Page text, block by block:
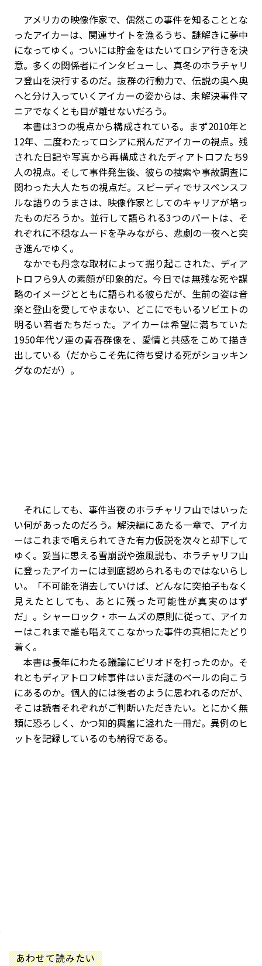
アメリカの映像作家で、偶然この事件を知ることとな
ったアイカーは、関連サイトを漁るうち、謎解きに夢中
になってゆく。ついには貯金をはたいてロシア行きを決
意。多くの関係者にインタビューし、真冬のホラチャリ
フ登山を決行するのだ。抜群の行動力で、伝説の奥へ奥
へと分け入っていくアイカーの姿からは、未解決事件マ
ニアでなくとも目が離せないだろう。
本書は3つの視点から構成されている。まず2010年と
12年、二度わたってロシアに飛んだアイカーの視点。残
された日記や写真から再構成されたディアトロフたち9
人の視点。そして事件発生後、彼らの捜索や事故調査に
関わった大人たちの視点だ。スピーディでサスペンスフ
ルな語りのうまさは、映像作家としてのキャリアが培っ
たものだろうか。並行して語られる3つのパートは、そ
れぞれに不穏なムードを孕みながら、悲劇の一夜へと突
き進んでゆく。
なかでも丹念な取材によって掘り起こされた、ディア
トロフら9人の素顔が印象的だ。今日では無残な死や謀
略のイメージとともに語られる彼らだが、生前の姿は音
楽と登山を愛してやまない、どこにでもいるソビエトの
明るい若者たちだった。アイカーは希望に満ちていた
1950年代ソ連の青春群像を、愛情と共感をこめて描き
出している（だからこそ先に待ち受ける死がショッキン
グなのだが）。
それにしても、事件当夜のホラチャリフ山ではいった
い何があったのだろう。解決編にあたる一章で、アイカ
ーはこれまで唱えられてきた有力仮説を次々と却下して
ゆく。妥当に思える雪崩説や強風説も、ホラチャリフ山
に登ったアイカーには到底認められるものではないらし
い。「不可能を消去していけば、どんなに突拍子もなく
見えたとしても、あとに残った可能性が真実のはず
だ」。シャーロック・ホームズの原則に従って、アイカ
ーはこれまで誰も唱えてこなかった事件の真相にたどり
着く。
本書は長年にわたる議論にピリオドを打ったのか。そ
れともディアトロフ峠事件はいまだ謎のベールの向こう
にあるのか。個人的には後者のように思われるのだが、
そこは読者それぞれがご判断いただきたい。とにかく無
類に恐ろしく、かつ知的興奮に溢れた一冊だ。異例のヒ
ットを記録しているのも納得である。
あわせて読みたい